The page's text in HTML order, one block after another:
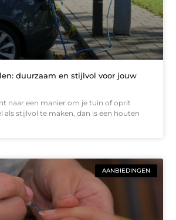
duurzaam en stijlvol voor jouw
naar een manier om je tuin of oprit
als stijlvol te maken, dan is een houten
AANBIEDINGEN